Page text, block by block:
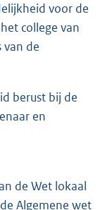
voor de
college van
van de
berust bij de
en
de Wet lokaal
Algemene wet